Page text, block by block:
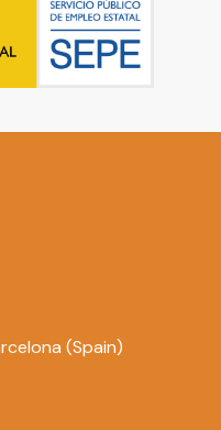
(Spain)